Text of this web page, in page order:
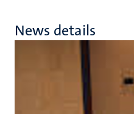
News details